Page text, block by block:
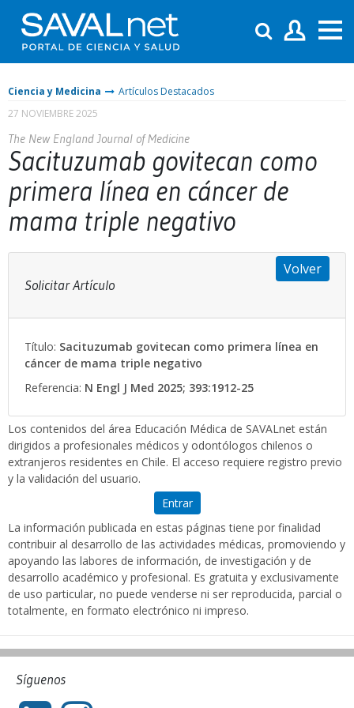
Ciencia y Medicina
Artículos Destacados
27 NOVIEMBRE 2025
The New England Journal of Medicine
Sacituzumab govitecan como
primera línea en cáncer de
mama triple negativo
Solicitar Artículo
Volver
Título: Sacituzumab govitecan como primera línea en
cáncer de mama triple negativo
Referencia: N Engl J Med 2025; 393:1912-25
Los contenidos del área Educación Médica de SAVALnet están
dirigidos a profesionales médicos y odontólogos chilenos o
extranjeros residentes en Chile. El acceso requiere registro previo
y la validación del usuario.
Entrar
La información publicada en estas páginas tiene por finalidad
contribuir al desarrollo de las actividades médicas, promoviendo y
apoyando las labores de información, de investigación y de
desarrollo académico y profesional. Es gratuita y exclusivamente
de uso particular, no puede venderse ni ser reproducida, parcial o
totalmente, en formato electrónico ni impreso.
Síguenos